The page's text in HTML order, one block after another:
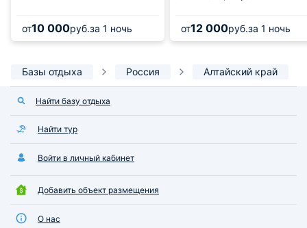
от10 000руб.за 1 ночь от12 000руб.за 1 ночь
Базы отдыха Россия Алтайский край
Найти базу отдыха
Найти тур
Войти в личный кабинет
Добавить объект размещения
О нас